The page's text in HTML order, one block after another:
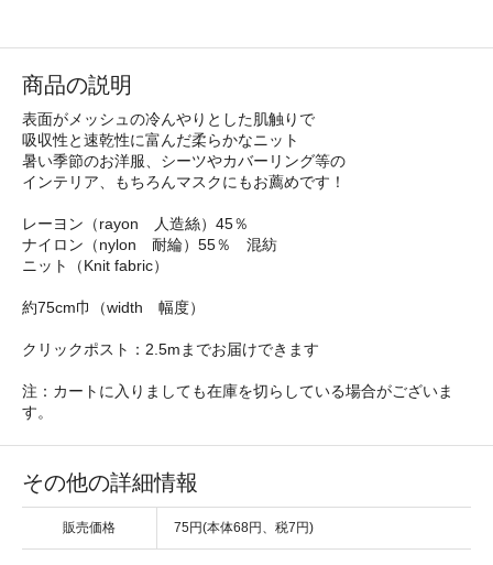
商品の説明
表面がメッシュの冷んやりとした肌触りで
吸収性と速乾性に富んだ柔らかなニット
暑い季節のお洋服、シーツやカバーリング等の
インテリア、もちろんマスクにもお薦めです！
レーヨン（rayon 人造絲）45％
ナイロン（nylon 耐綸）55％ 混紡
ニット（Knit fabric）
約75cm巾（width 幅度）
クリックポスト：2.5mまでお届けできます
注：カートに入りましても在庫を切らしている場合がございま
す。
その他の詳細情報
販売価格 75円(本体68円、税7円)